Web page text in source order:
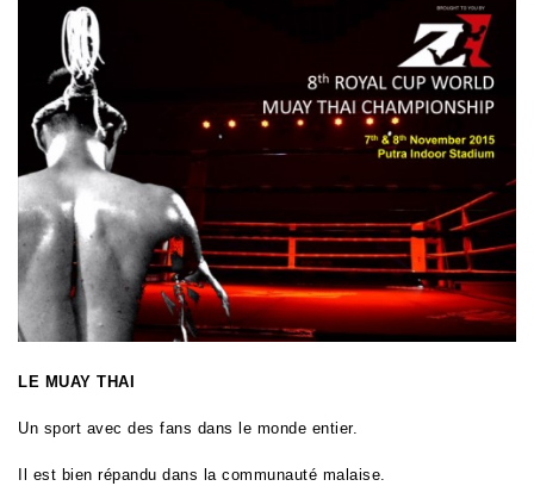
LE MUAY THAI
Un sport avec des fans dans le monde entier.
Il est bien répandu dans la communauté malaise.